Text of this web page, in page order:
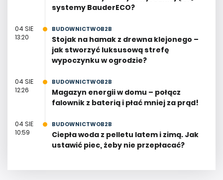
systemy BauderECO?
04 SIE
13:20
BUDOWNICTWOB2B
Stojak na hamak z drewna klejonego –
jak stworzyć luksusową strefę
wypoczynku w ogrodzie?
04 SIE
12:26
BUDOWNICTWOB2B
Magazyn energii w domu – połącz
falownik z baterią i płać mniej za prąd!
04 SIE
10:59
BUDOWNICTWOB2B
Ciepła woda z pelletu latem i zimą. Jak
ustawić piec, żeby nie przepłacać?